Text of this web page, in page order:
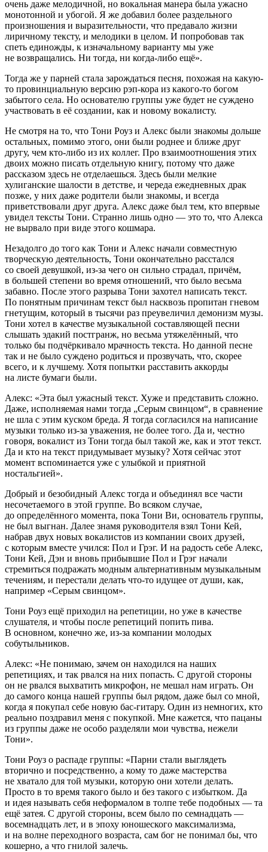
очень даже мелодичной, но вокальная манера была ужасно
монотонной и убогой. Я же добавил более раздельного
произношения и выразительности, что предавало жизни
лиричному тексту, и мелодики в целом. И попробовав так
спеть единожды, к изначальному варианту мы уже
не возвращались. Ни тогда, ни когда-либо ещё».
Тогда же у парней стала зарождаться песня, похожая на какую-
то провинциальную версию рэп-кора из какого-то богом
забытого села. Но основателю группы уже будет не суждено
участвовать в её создании, как и новому вокалисту.
Не смотря на то, что Тони Роуз и Алекс были знакомы дольше
остальных, помимо этого, они были роднее и ближе друг
другу, чем кто-либо из их коллег. Про взаимоотношения этих
двоих можно писать отдельную книгу, потому что даже
рассказом здесь не отделаешься. Здесь были мелкие
хулиганские шалости в детстве, и череда ежедневных драк
позже, у них даже родители были знакомы, и всегда
приветствовали друг друга. Алекс даже был тем, кто впервые
увидел тексты Тони. Странно лишь одно — это то, что Алекса
не вырвало при виде этого кошмара.
Незадолго до того как Тони и Алекс начали совместную
творческую деятельность, Тони окончательно расстался
со своей девушкой, из-за чего он сильно страдал, причём,
в большей степени во время отношений, что было весьма
забавно. После этого разрыва Тони захотел написать текст.
По понятным причинам текст был насквозь пропитан гневом
гнетущим, который в тысячи раз преувеличил демонизм музы.
Тони хотел в качестве музыкальной составляющей песни
слышать эдакий постгранж, но весьма утяжелённый, что
только бы подчёркивало мрачность текста. Но данной песне
так и не было суждено родиться и прозвучать, что, скорее
всего, и к лучшему. Хотя попытки расставить аккорды
на листе бумаги были.
Алекс: «Эта был ужасный текст. Хуже и представить сложно.
Даже, исполняемая нами тогда „Серым свинцом“, в сравнение
не шла с этим куском бреда. Я тогда согласился на написание
музыки только из-за уважения, не более того. Да и, честно
говоря, вокалист из Тони тогда был такой же, как и этот текст.
Да и кто на текст придумывает музыку? Хотя сейчас этот
момент вспоминается уже с улыбкой и приятной
ностальгией».
Добрый и безобидный Алекс тогда и объединял все части
несочетаемого в этой группе. Во всяком случае,
до определённого момента, пока Тони Ви, основатель группы,
не был выгнан. Далее знамя руководителя взял Тони Кей,
набрав двух новых вокалистов из компании своих друзей,
с которым вместе учился: Пол и Грэг. И на радость себе Алекс,
Тони Кей, Дэн и вновь прибывшие Пол и Грэг начали
стремиться подражать модным альтернативным музыкальным
течениям, и перестали делать что-то идущее от души, как,
например «Серым свинцом».
Тони Роуз ещё приходил на репетиции, но уже в качестве
слушателя, и чтобы после репетиций попить пива.
В основном, конечно же, из-за компании молодых
собутыльников.
Алекс: «Не понимаю, зачем он находился на наших
репетициях, и так рвался на них попасть. С другой стороны
он не рвался выхватить микрофон, не мешал нам играть. Он
до самого конца нашей группы был рядом, даже был со мной,
когда я покупал себе новую бас-гитару. Один из немногих, кто
реально поздравил меня с покупкой. Мне кажется, что пацаны
из группы даже не особо разделяли мои чувства, нежели
Тони».
Тони Роуз о распаде группы: «Парни стали выглядеть
вторично и посредственно, а кому то даже мастерства
не хватало для той музыки, которую они хотели делать.
Просто в то время такого было и без такого с избытком. Да
и идея называть себя неформалом в толпе тебе подобных — та
ещё затея. С другой стороны, всем было по семнадцать —
восемнадцать лет, и в эпоху юношеского максимализма,
и на волне переходного возраста, сам бог не понимал бы, что
кошерно, а что гнилой залечь.